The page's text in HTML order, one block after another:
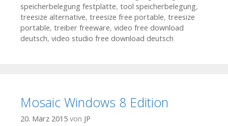
speicherbelegung festplatte, tool speicherbelegung,
treesize alternative, treesize free portable, treesize
portable, treiber freeware, video free download
deutsch, video studio free download deutsch
Mosaic Windows 8 Edition
20. März 2015 von JP